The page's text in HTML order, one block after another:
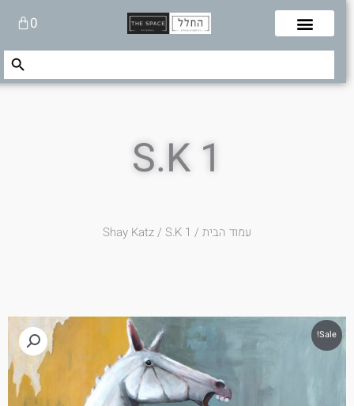
0עגלת
קניות
Search
Search Button
S.K 1
עמוד הבית/
Shay Katz/ S.K 1
Sale!